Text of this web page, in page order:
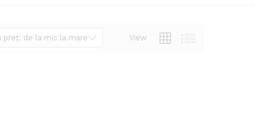
View
preț: de la mic la mare